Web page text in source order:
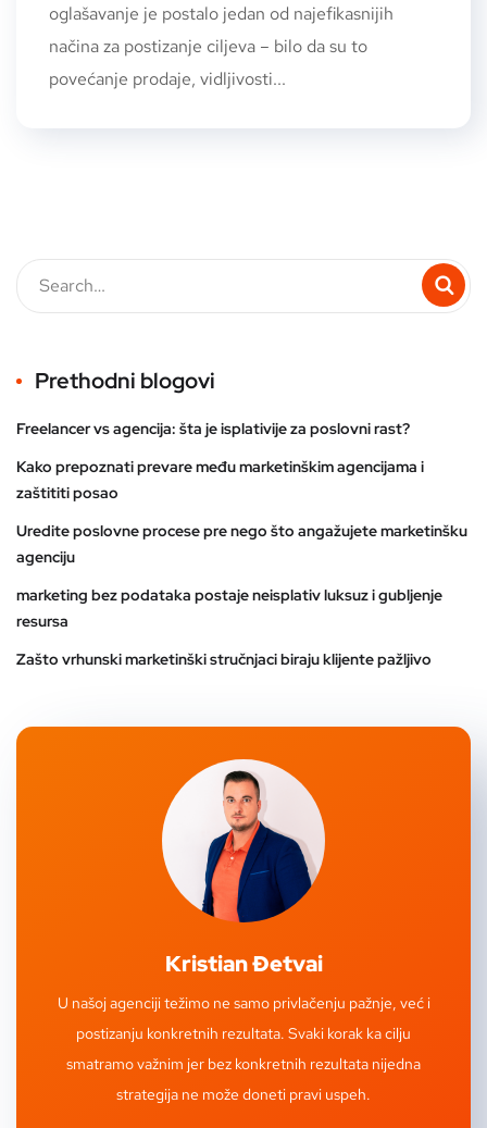
oglašavanje je postalo jedan od najefikasnijih
načina za postizanje ciljeva – bilo da su to
povećanje prodaje, vidljivosti...
Prethodni blogovi
Freelancer vs agencija: šta je isplativije za poslovni rast?
Kako prepoznati prevare među marketinškim agencijama i
zaštititi posao
Uredite poslovne procese pre nego što angažujete marketinšku
agenciju
marketing bez podataka postaje neisplativ luksuz i gubljenje
resursa
Zašto vrhunski marketinški stručnjaci biraju klijente pažljivo
Kristian Đetvai
U našoj agenciji težimo ne samo privlačenju pažnje, već i
postizanju konkretnih rezultata. Svaki korak ka cilju
smatramo važnim jer bez konkretnih rezultata nijedna
strategija ne može doneti pravi uspeh.